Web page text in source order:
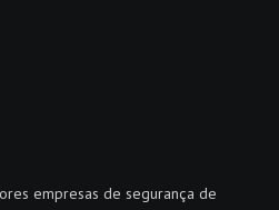
empresas de segurança de